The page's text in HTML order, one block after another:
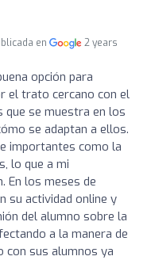
en
2 years
opción para
el trato cercano con el
que se muestra en los
se adaptan a ellos.
importantes como la
lo que a mi
En los meses de
su actividad online y
del alumno sobre la
a la manera de
con sus alumnos ya